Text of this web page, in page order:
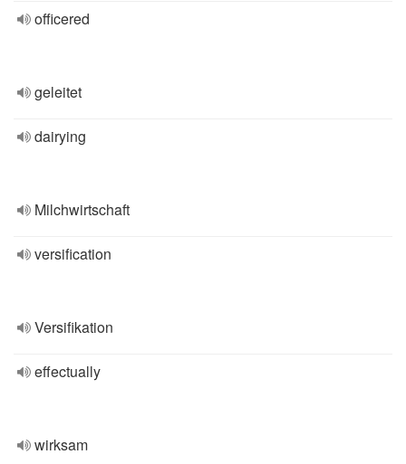
officered
geleitet
dairying
Milchwirtschaft
versification
Versifikation
effectually
wirksam